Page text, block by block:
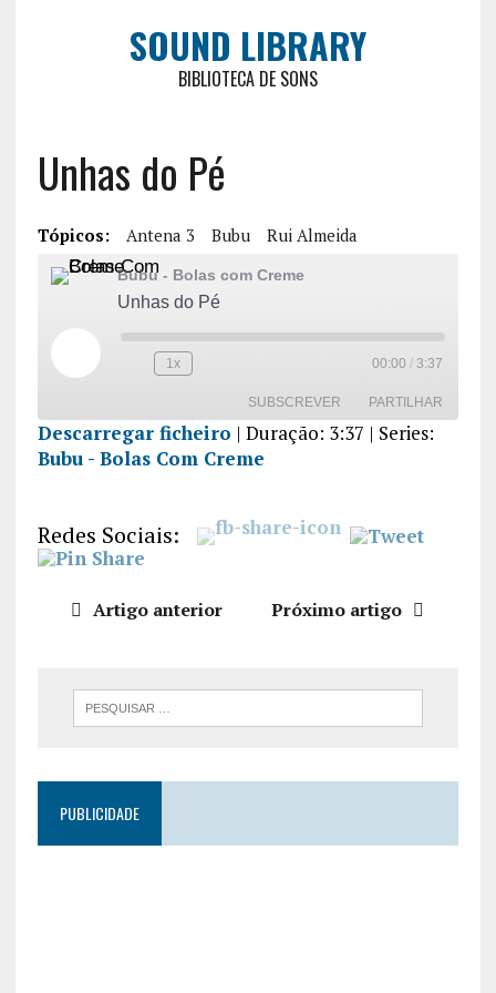
SOUND LIBRARY
BIBLIOTECA DE SONS
Unhas do Pé
Tópicos: Antena 3 Bubu Rui Almeida
Bubu - Bolas com Creme
Unhas do Pé
1x 00:00 / 3:37
SUBSCREVER PARTILHAR
PARTILHA
INCORPO
RAR
Descarregar ficheiro | Duração: 3:37 | Series:
Bubu - Bolas Com Creme
Redes Sociais:
Artigo anterior Próximo artigo
PUBLICIDADE